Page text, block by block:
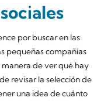
por buscar en las
pequeñas compañías
manera de ver qué hay
revisar la selección de
una idea de cuánto